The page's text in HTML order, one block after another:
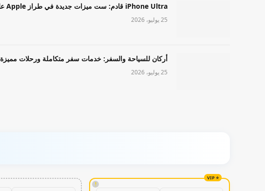
iPhone Ultra قادم: ست ميزات جديدة في طراز Apple عالي المستوى
25 يوليو، 2026
أركان للسياحة والسفر: خدمات سفر متكاملة ورحلات مميزة
25 يوليو، 2026
!